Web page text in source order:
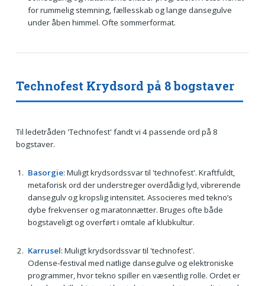
for rummelig stemning, fællesskab og lange dansegulve
under åben himmel. Ofte sommerformat.
Technofest Krydsord på 8 bogstaver
Til ledetråden 'Technofest' fandt vi 4 passende ord på 8
bogstaver.
Basorgie: Muligt krydsordssvar til 'technofest'. Kraftfuldt,
metaforisk ord der understreger overdådig lyd, vibrerende
dansegulv og kropslig intensitet. Associeres med tekno’s
dybe frekvenser og maratonnætter. Bruges ofte både
bogstaveligt og overført i omtale af klubkultur.
Karrusel: Muligt krydsordssvar til 'technofest'.
Odense‑festival med natlige dansegulve og elektroniske
programmer, hvor tekno spiller en væsentlig rolle. Ordet er